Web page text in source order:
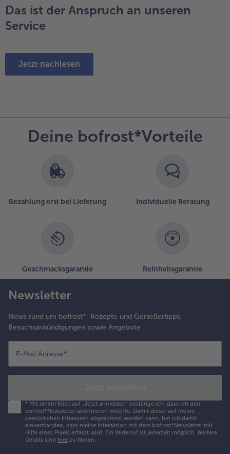
Das ist der Anspruch an unseren
Service
Jetzt nachlesen
Deine bofrost*Vorteile
Bezahlung erst bei Lieferung Individuelle Beratung
Geschmacksgarantie Reinheitsgarantie
Newsletter
News rund um bofrost*, Rezepte und Genießertipps,
Besuchsankündigungen sowie Angebote
E-Mail Adresse*
* Mit einem Klick auf „Jetzt anmelden" bestätige ich, dass ich den
bofrost*Newsletter abonnieren möchte. Damit dieser auf meine
persönlichen Interessen abgestimmt werden kann, bin ich damit
einverstanden, dass meine Interaktion mit dem bofrost*Newsletter mit
Hilfe eines Pixels erfasst wird. Ein Widerruf ist jederzeit möglich. Weitere
Details sind hier zu finden.